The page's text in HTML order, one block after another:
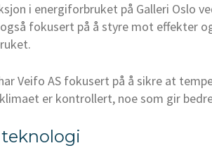
i energiforbruket på Galleri Oslo
fokusert på å styre mot effekter
Veifo AS fokusert på å sikre at
er kontrollert, noe som gir